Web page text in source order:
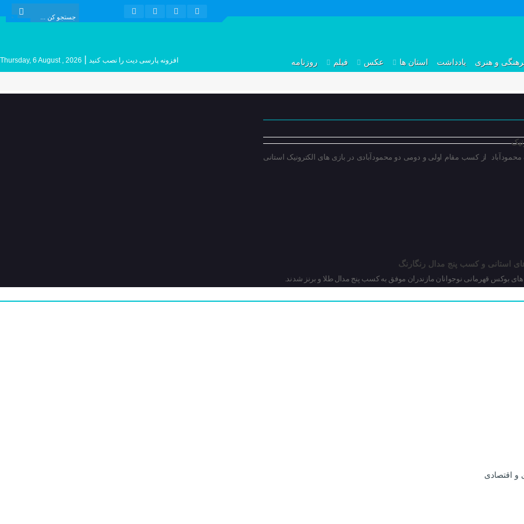
و هنری یادداشت استان ها عکس فیلم روزنامه افزونه پارسی دیت را نصب کنید Thursday, 6 August , 2026
محمودآباد از کسب مقام اولی و دومی دو محمودآبادی در بازی های الکترونیک استانی
استانی و کسب پنج مدال رنگارنگ
های بوکس قهرمانی نوجوانان مازندران موفق به کسب پنج مدال طلا و برنز شدند.
و اقتصادی